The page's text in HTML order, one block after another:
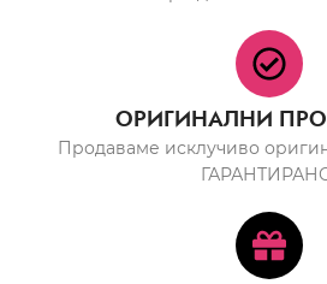
ОРИГИНАЛНИ
Продаваме исклучиво